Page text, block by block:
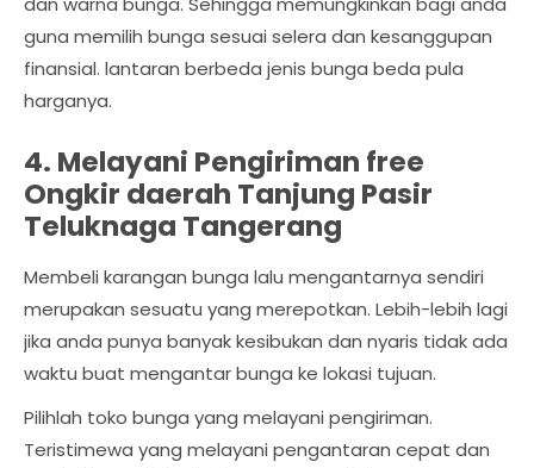
guna memilih bunga sesuai selera dan kesanggupan
finansial. lantaran berbeda jenis bunga beda pula
harganya.
4. Melayani Pengiriman free
Ongkir daerah Tanjung Pasir
Teluknaga Tangerang
Membeli karangan bunga lalu mengantarnya sendiri
merupakan sesuatu yang merepotkan. Lebih-lebih lagi
jika anda punya banyak kesibukan dan nyaris tidak ada
waktu buat mengantar bunga ke lokasi tujuan.
Pilihlah toko bunga yang melayani pengiriman.
Teristimewa yang melayani pengantaran cepat dan